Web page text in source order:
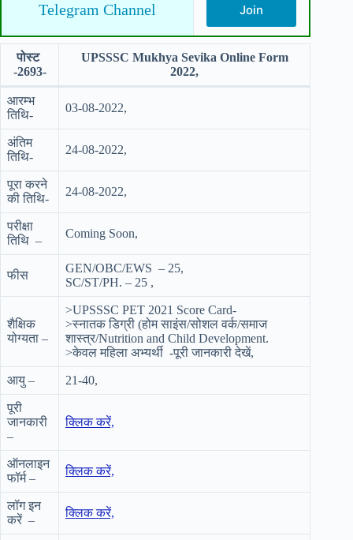
Telegram Channel Join
पोस्ट
-2693-
UPSSSC Mukhya Sevika Online Form
2022,
आरम्भ
तिथि-
03-08-2022,
अंतिम
तिथि-
24-08-2022,
पूरा करने
की तिथि-
24-08-2022,
परीक्षा
तिथि –
Coming Soon,
फीस
GEN/OBC/EWS – 25,
SC/ST/PH. – 25 ,
शैक्षिक
योग्यता –
>UPSSSC PET 2021 Score Card-
>स्नातक डिग्री (होम साइंस/सोशल वर्क/समाज
शास्त्र/Nutrition and Child Development.
>केवल महिला अभ्यर्थी -पूरी जानकारी देखें,
आयु – 21-40,
पूरी
जानकारी
–
क्लिक करें,
ऑनलाइन
फॉर्म –
क्लिक करें,
लॉग इन
करें –
क्लिक करें,